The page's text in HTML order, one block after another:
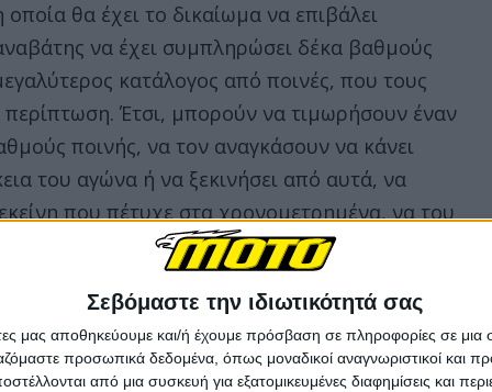
Σεβόμαστε την ιδιωτικότητά σας
μας αποθηκεύουμε και/ή έχουμε πρόσβαση σε πληροφορίες σε
προσωπικά δεδομένα, όπως μοναδικοί αναγνωριστικοί και
από μια συσκευή για εξατομικευμένες διαφημίσεις και
θα έχει το δικαίωμα να επιβάλει
να έχει συμπληρώσει δέκα βαθμούς
κατάλογος από ποινές, που τους
περίπτωση. Έτσι, μπορούν να τιμωρήσουν έναν
ποινής, να τον αναγκάσουν να κάνει
του αγώνα ή να ξεκινήσει από αυτά, να
που πέτυχε στα χρονομετρημένα, να του
την τελευταία θέση, να μην ξεκινήσει καν
πρωτάθλημα. Όπως καταλαβαίνουμε, αυτές οι
Η ύπαρξη της επιτροπής σημαίνει ότι όσοι
τους σε δεύτερο βαθμό (η εκδίκαση θα
απευθείας στο CAS, όπου οι χρόνοι